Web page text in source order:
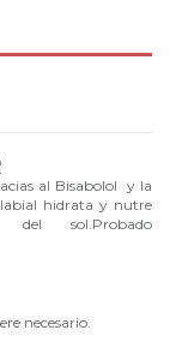
al Bisabolol y la
hidrata y nutre
del sol.Probado
necesario.